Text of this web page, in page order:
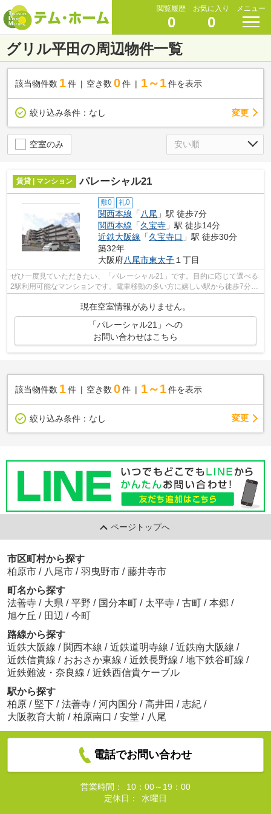
閲覧履歴
0
お気に入り
0
メニュー
グリル平田の周辺物件一覧
該当物件数 1件 空き数 0 件 1～1 件を表示
絞り込み条件： なし 変更
空室のみ
賃貸 | マンション パレーシャル21
敷0 礼0
関西本線 「八尾 」駅 徒歩7分
関西本線 「久宝寺 」駅 徒歩14分
近鉄大阪線 「久宝寺口 」駅 徒歩30分
築32年
大阪府八尾市東太子１丁目
ぜひ一度見ていただきたい、「パレーシャル21」です。目的に応じて選べる
2駅利用可能なマンションです。電車移動の多い方に嬉しい駅から徒歩7分の
現在空室情報がありません。
「パレーシャル21」への
お問い合わせはこちら
該当物件数 1件 空き数 0 件 1～1 件を表示
絞り込み条件： なし 変更
ページトップへ
市区町村から探す
柏原市 / 八尾市 / 羽曳野市 / 藤井寺市
町名から探す
法善寺 / 大県 / 平野 / 国分本町 / 太平寺 / 古町 / 本郷 /
旭ケ丘 / 田辺 / 今町
路線から探す
近鉄大阪線 / 関西本線 / 近鉄道明寺線 / 近鉄南大阪線 /
近鉄信貴線 / おおさか東線 / 近鉄長野線 / 地下鉄谷町線 /
近鉄難波・奈良線 / 近鉄西信貴ケーブル
駅から探す
柏原 / 堅下 / 法善寺 / 河内国分 / 高井田 / 志紀 /
大阪教育大前 / 柏原南口 / 安堂 / 八尾
電話でお問い合わせ
営業時間：
10：00～19：00
定休日：
水曜日